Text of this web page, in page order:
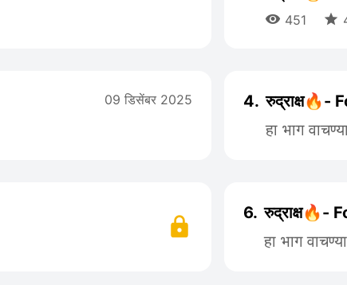
 451 
09 डिसेंबर 2025 4. रुद्राक्ष🔥-
हा भाग
6. रुद्राक्ष🔥-
हा भाग